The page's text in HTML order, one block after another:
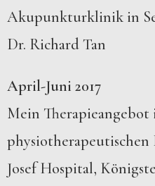
Akupunkturklinik in
Dr. Richard Tan
April-Juni 2017
Mein Therapieangebot
physiotherapeutischen
Josef Hospital,